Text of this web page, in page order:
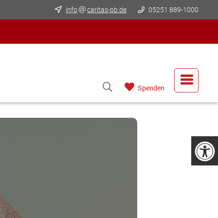
info caritas-pb.de 05251 889-1000
Spenden